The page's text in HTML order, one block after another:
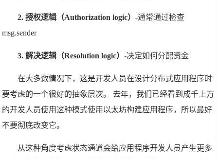
2. 授权逻辑（Authorization logic）-通常通过检查
msg.sender
3. 解决逻辑（Resolution logic）-决定如何分配资金
在大多数情况下，这是开发人员在设计分布式应用程序时
要考虑的一个很好的抽象层次。 去年，我们已经看到成千上万
的开发人员使用这种模式使用以太坊构建应用程序，所以最好
不要彻底改变它。
从这种角度考虑状态通道会给应用程序开发人员产生更多